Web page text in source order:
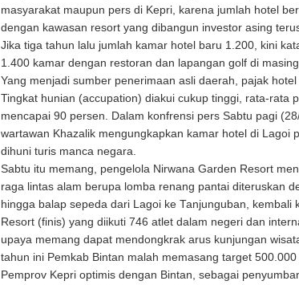
masyarakat maupun pers di Kepri, karena jumlah hotel
dengan kawasan resort yang dibangun investor asing
Jika tiga tahun lalu jumlah kamar hotel baru 1.200, kini
1.400 kamar dengan restoran dan lapangan golf di
Yang menjadi sumber penerimaan asli daerah, pajak
Tingkat hunian (accupation) diakui cukup tinggi, rata-rata
mencapai 90 persen. Dalam konfrensi pers Sabtu pagi
wartawan Khazalik mengungkapkan kamar hotel di Lagoi
dihuni turis manca negara.
Sabtu itu memang, pengelola Nirwana Garden Resort
raga lintas alam berupa lomba renang pantai diteruskan
hingga balap sepeda dari Lagoi ke Tanjunguban, kembali
Resort (finis) yang diikuti 746 atlet dalam negeri dan
upaya memang dapat mendongkrak arus kunjungan
tahun ini Pemkab Bintan malah memasang target
Pemprov Kepri optimis dengan Bintan, sebagai